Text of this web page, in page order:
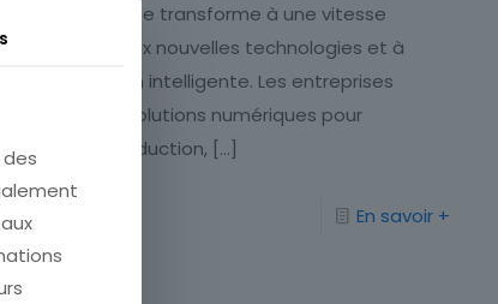
L’industrie 2026 se transforme à une vitesse
grâce aux nouvelles technologies et à
l’automatisation intelligente. Les entreprises
adoptent des solutions numériques pour
optimiser la production, […]
En savoir +